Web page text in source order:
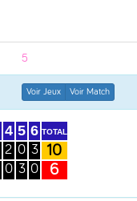
5
Voir Jeux Voir Match
4
2
0
5
0
3
6
3
0
TOTAL
10
6